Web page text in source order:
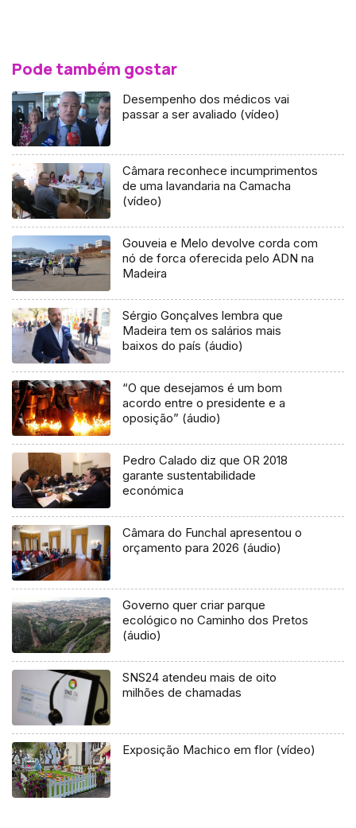
Pode também gostar
Desempenho dos médicos vai
passar a ser avaliado (vídeo)
Câmara reconhece incumprimentos
de uma lavandaria na Camacha
(vídeo)
Gouveia e Melo devolve corda com
nó de forca oferecida pelo ADN na
Madeira
Sérgio Gonçalves lembra que
Madeira tem os salários mais
baixos do país (áudio)
“O que desejamos é um bom
acordo entre o presidente e a
oposição” (áudio)
Pedro Calado diz que OR 2018
garante sustentabilidade
económica
Câmara do Funchal apresentou o
orçamento para 2026 (áudio)
Governo quer criar parque
ecológico no Caminho dos Pretos
(áudio)
SNS24 atendeu mais de oito
milhões de chamadas
Exposição Machico em flor (vídeo)